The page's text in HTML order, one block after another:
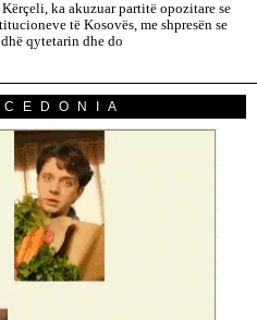
ka akuzuar partitë opozitare se
të Kosovës, me shpresën se
qytetarin dhe do